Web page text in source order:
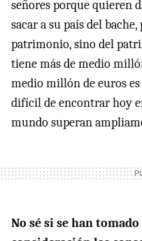
señores porque quieren
sacar a su país del
patrimonio, sino del
tiene más de medio
medio millón de euros
difícil de encontrar hoy
mundo superan
No sé si se han